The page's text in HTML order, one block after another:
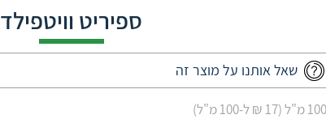
ספיריט וויטפילד
שאל אותנו על מוצר זה
100 מ"ל (17 ₪ ל-100 מ"ל)